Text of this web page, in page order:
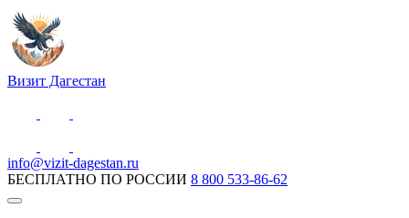
Визит Дагестан
info@vizit-dagestan.ru
БЕСПЛАТНО ПО РОССИИ 8 800 533-86-62